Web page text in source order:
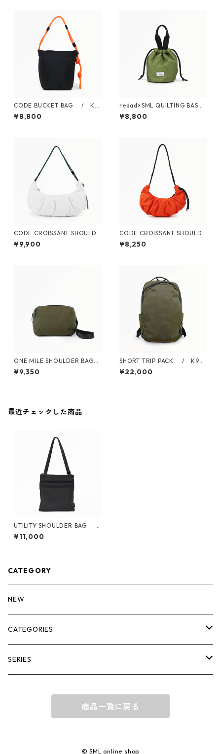
CODE BUCKET BAG / K9
06004
¥8,800
redad×SML QUILTING BASKE
T S / K905100
¥8,800
CODE CROISSANT SHOULDE
R L / K906008
¥9,900
CODE CROISSANT SHOULDE
R S / K906009
¥8,250
ONE MILE SHOULDER BAG
/ K906010
¥9,350
SHORT TRIP PACK / K90
6012
¥22,000
最近チェックした商品
UTILITY SHOULDER BAG /
K904115
¥11,000
CATEGORY
NEW
CATEGORIES
BACK PACK
TOTE / HAND BAG
SERIES
商品一覧に戻る
© SML online shop